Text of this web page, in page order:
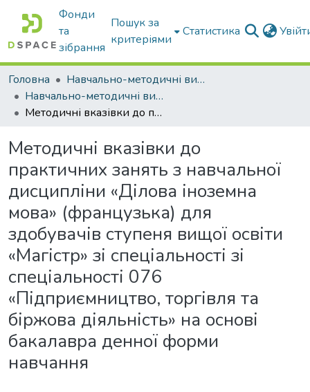
Фонди
та
зібрання
Пошук за
критеріями
Статистика
Головна
Навчально-методичні видання
Навчально-методичні видання
Методичні вказівки до практичних занять з навчальної дисципліни «Ділова іноземна мова» (французька) для здобувачів ступеня вищої освіти «Магістр» зі спеціальності зі спеціальності 076 «Підприємництво, торгівля та біржова діяльність» на основі бакалавра денної форми навчання
Методичні вказівки до
практичних занять з навчальної
дисципліни «Ділова іноземна
мова» (французька) для
здобувачів ступеня вищої освіти
«Магістр» зі спеціальності зі
спеціальності 076
«Підприємництво, торгівля та
біржова діяльність» на основі
бакалавра денної форми
навчання